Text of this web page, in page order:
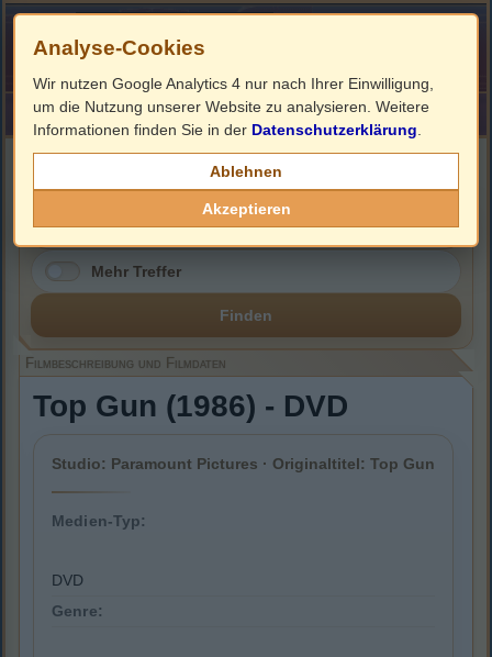
HOME ImpressumLinks
Filmbeschreibung, Cover & DVD Infos
Mehr Treffer
Finden
Filmbeschreibung und Filmdaten
Top Gun (1986) - DVD
Studio: Paramount Pictures · Originaltitel: Top Gun
Medien-Typ:
DVD
Genre:
Analyse-Cookies
Wir nutzen Google Analytics 4 nur nach Ihrer Einwilligung,
um die Nutzung unserer Website zu analysieren. Weitere
Informationen finden Sie in der Datenschutzerklärung
Ablehnen
Akzeptieren